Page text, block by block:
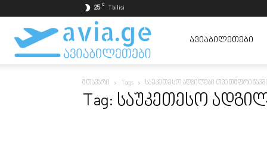
25 C Tbilisi
ავიაბილეთები
ყველაზე
ᲐᲕᲘᲐᲑᲘᲚᲔᲗᲔᲑᲘ
მთავარი Tags საუკეთესო ადგილები
Tag: საუკეთესო